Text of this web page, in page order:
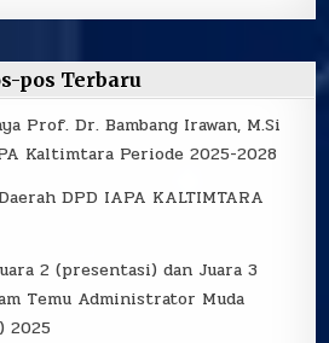
pos Terbaru
Prof. Dr. Bambang Irawan, M.Si
Kaltimtara Periode 2025-2028
DPD IAPA KALTIMTARA
2 (presentasi) dan Juara 3
Temu Administrator Muda
2025